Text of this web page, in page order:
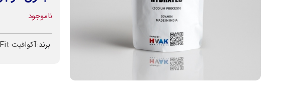
ناموجود
برند:آکوافیت AquaFit